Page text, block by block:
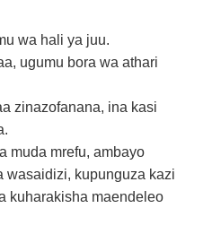
wa hali ya juu.
ugumu bora wa athari
zinazofanana, ina kasi
muda mrefu, ambayo
wasaidizi, kupunguza kazi
kuharakisha maendeleo